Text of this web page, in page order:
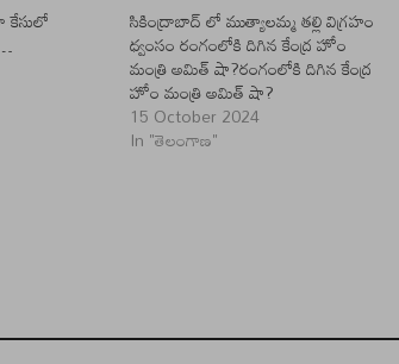
సికింద్రాబాద్ లో ముత్యాలమ్మ తల్లి విగ్రహం
ధ్వంసం రంగంలోకి దిగిన కేంద్ర హోం
మంత్రి అమిత్ షా?రంగంలోకి దిగిన కేంద్ర
హోం మంత్రి అమిత్ షా?
15 October 2024
In "తెలంగాణ"